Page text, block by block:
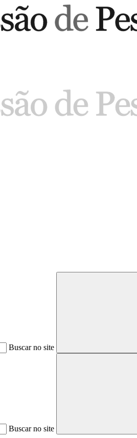
Buscar no site
Buscar no site